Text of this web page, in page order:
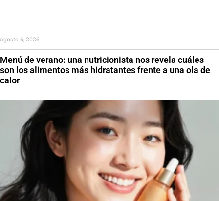
Menú de verano: una nutricionista nos revela cuáles
son los alimentos más hidratantes frente a una ola de
calor
agosto 6, 2026